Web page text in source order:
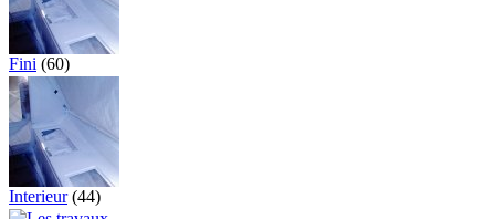
Fini (60)
Interieur (44)